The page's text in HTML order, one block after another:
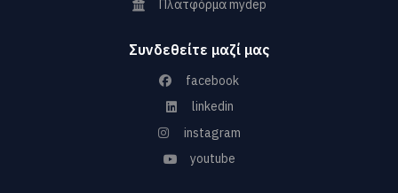
Πλατφόρμα mydep
Συνδεθείτε μαζί μας
facebook
linkedin
instagram
youtube